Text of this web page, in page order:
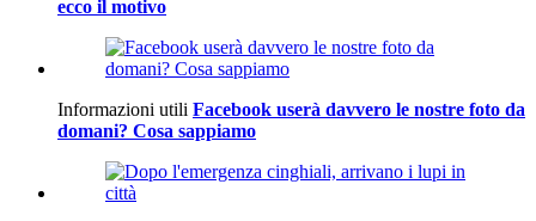
ecco il motivo
Informazioni utili Facebook userà davvero le nostre foto da
domani? Cosa sappiamo